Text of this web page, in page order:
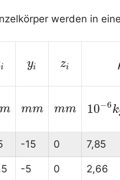
werden in
i
i yi
yi zi
zi
mm
mm mm
mm 10−6k
10 −6
-15 0 7,85
-5 0 2,66